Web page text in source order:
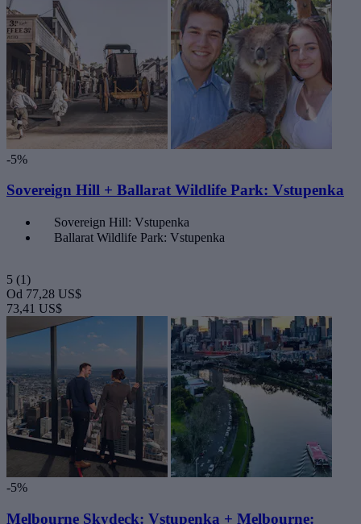
-5%
Sovereign Hill + Ballarat Wildlife Park: Vstupenka
Sovereign Hill: Vstupenka
Ballarat Wildlife Park: Vstupenka
5 (1)
Od 77,28 US$
73,41 US$
-5%
Melbourne Skydeck: Vstupenka + Melbourne: